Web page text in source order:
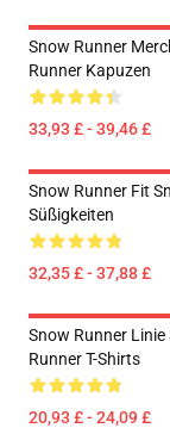
Snow Runner
Runner Kapuzen
33,93 £ - 39,46 £
Snow Runner Fit
Süßigkeiten
32,35 £ - 37,88 £
Snow Runner Linie
Runner T-Shirts
20,93 £ - 24,09 £